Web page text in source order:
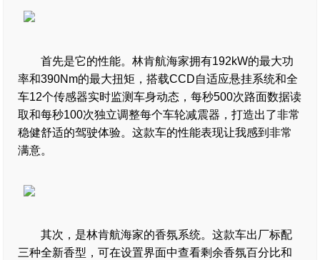
首先是它的性能。林肯航海家拥有192kW的最大功
率和390Nm的最大扭矩，搭载CCD自适应悬挂系统和全
车12个传感器实时监测车身动态，每秒500次路面数据读
取和每秒100次独立调整每个车轮减震器，打造出了非常
稳健舒适的驾驶体验。这款车的性能表现让我感到非常
满意。
其次，是林肯航海家的香氛系统。这款车出厂标配
三种全新香型，可在设置界面中查看剩余香氛百分比和